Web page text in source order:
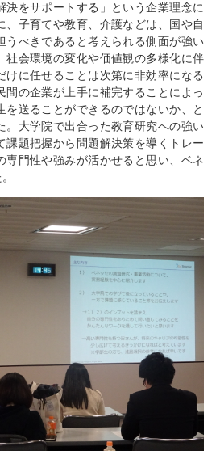
決をサポートする」という企業理念に
、子育てや教育、介護などは、国や自
うべきであると考えられる側面が強い
社会環境の変化や価値観の多様化に伴
けに任せることは次第に非効率になる
間の企業が上手に補完することによっ
を送ることができるのではないか、と
。大学院で出合った教育研究への強い
課題把握から問題解決策を導くトレー
専門性や強みが活かせると思い、ベネ